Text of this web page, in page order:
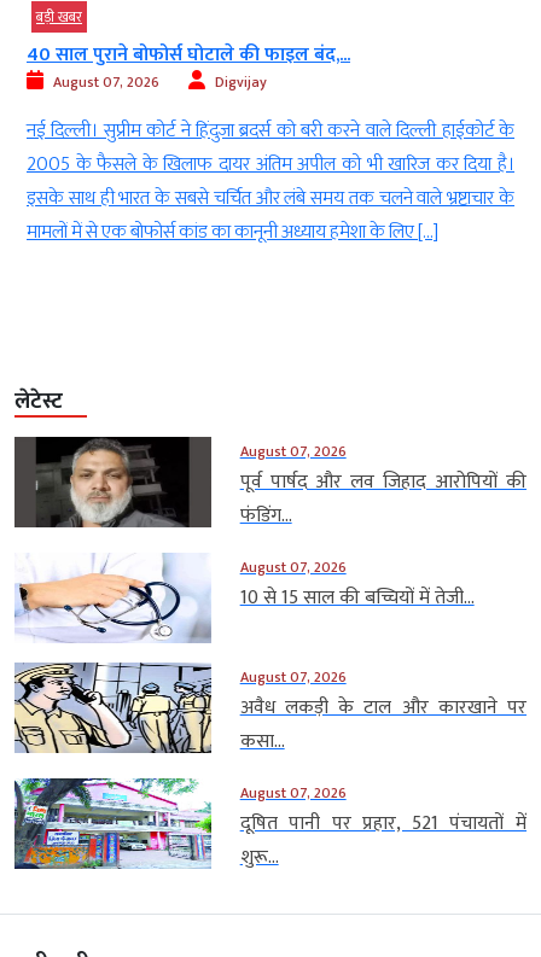
बड़ी खबर
40 साल पुराने बोफोर्स घोटाले की फाइल बंद,...
August 07, 2026 Digvijay
नई दिल्ली। सुप्रीम कोर्ट ने हिंदुजा ब्रदर्स को बरी करने वाले दिल्ली हाईकोर्ट के
2005 के फैसले के खिलाफ दायर अंतिम अपील को भी खारिज कर दिया है।
इसके साथ ही भारत के सबसे चर्चित और लंबे समय तक चलने वाले भ्रष्टाचार के
मामलों में से एक बोफोर्स कांड का कानूनी अध्याय हमेशा के लिए […]
लेटेस्ट
August 07, 2026
पूर्व पार्षद और लव जिहाद आरोपियों की
फंडिंग...
August 07, 2026
10 से 15 साल की बच्चियों में तेजी...
August 07, 2026
अवैध लकड़ी के टाल और कारखाने पर
कसा...
August 07, 2026
दूषित पानी पर प्रहार, 521 पंचायतों में
शुरू...